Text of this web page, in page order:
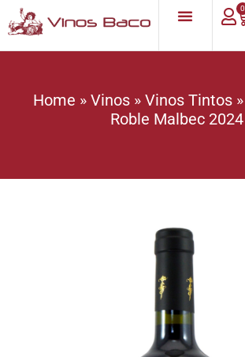
0
Home » Vinos» Vinos Tintos»
Roble Malbec 2024